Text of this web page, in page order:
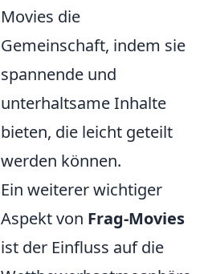
Movies die
Gemeinschaft, indem sie
spannende und
unterhaltsame Inhalte
bieten, die leicht geteilt
werden können.
Ein weiterer wichtiger
Aspekt von Frag-Movies
ist der Einfluss auf die